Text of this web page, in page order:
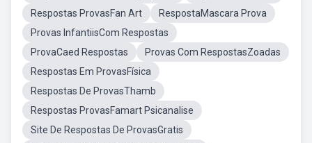
Respostas ProvasFan Art
RespostaMascara Prova
Provas InfantiisCom Respostas
ProvaCaed Respostas
Provas Com RespostasZoadas
Respostas Em ProvasFísica
Respostas De ProvasThamb
Respostas ProvasFamart Psicanalise
Site De Respostas De ProvasGratis